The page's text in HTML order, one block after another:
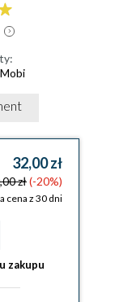
32,00 zł
zł(-20%)
cena z 30 dni
zakupu